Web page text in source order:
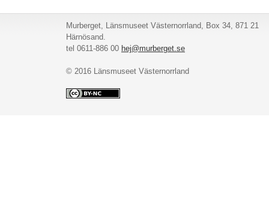
Murberget, Länsmuseet Västernorrland, Box 34, 871 21
Härnösand.
tel 0611-886 00 hej@murberget.se
© 2016 Länsmuseet Västernorrland